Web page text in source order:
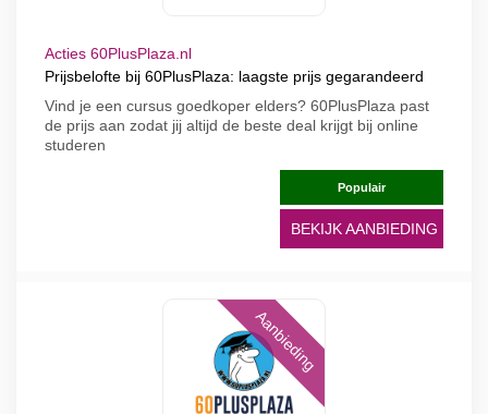
Acties 60PlusPlaza.nl
Prijsbelofte bij 60PlusPlaza: laagste prijs gegarandeerd
Vind je een cursus goedkoper elders? 60PlusPlaza past
de prijs aan zodat jij altijd de beste deal krijgt bij online
studeren
Populair
BEKIJK AANBIEDING
Aanbieding